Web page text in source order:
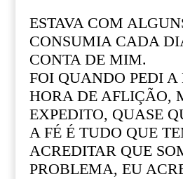
ESTAVA COM
CONSUMIA CADA
CONTA DE MIM.
FOI QUANDO PEDI A
HORA DE AFLIÇÃO,
EXPEDITO, QUASE
A FÉ É TUDO QUE
ACREDITAR QUE
PROBLEMA, EU